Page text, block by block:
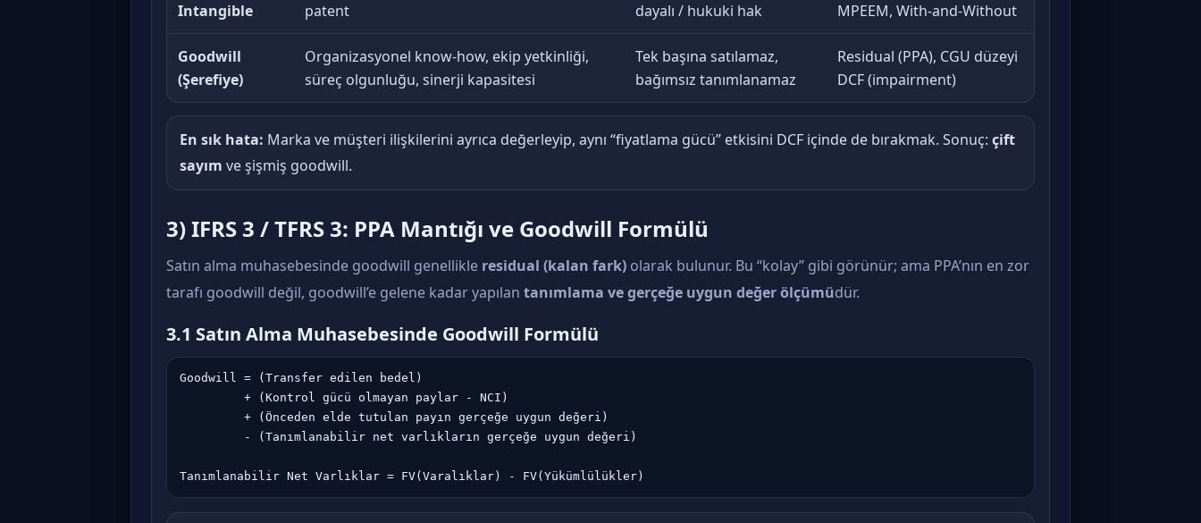
Intangible
patent
dayalı / hukuki hak
MPEEM, With-and-Without
Goodwill
(Şerefiye)
Organizasyonel know-how, ekip yetkinliği,
süreç olgunluğu, sinerji kapasitesi
Tek başına satılamaz,
bağımsız tanımlanamaz
Residual (PPA), CGU düzeyi
DCF (impairment)
En sık hata: Marka ve müşteri ilişkilerini ayrıca değerleyip, aynı “fiyatlama gücü” etkisini DCF içinde de bırakmak. Sonuç: çift
sayım ve şişmiş goodwill.
3) IFRS 3 / TFRS 3: PPA Mantığı ve Goodwill Formülü
Satın alma muhasebesinde goodwill genellikle residual (kalan fark) olarak bulunur. Bu “kolay” gibi görünür; ama PPA’nın en zor
tarafı goodwill değil, goodwill’e gelene kadar yapılan tanımlama ve gerçeğe uygun değer ölçümüdür.
3.1 Satın Alma Muhasebesinde Goodwill Formülü
Goodwill = (Transfer edilen bedel)
         + (Kontrol gücü olmayan paylar - NCI)
         + (Önceden elde tutulan payın gerçeğe uygun değeri)
         - (Tanımlanabilir net varlıkların gerçeğe uygun değeri)